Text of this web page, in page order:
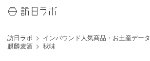
訪日ラボ インバウンド人気商品・お土産データ
麒麟麦酒
秋味